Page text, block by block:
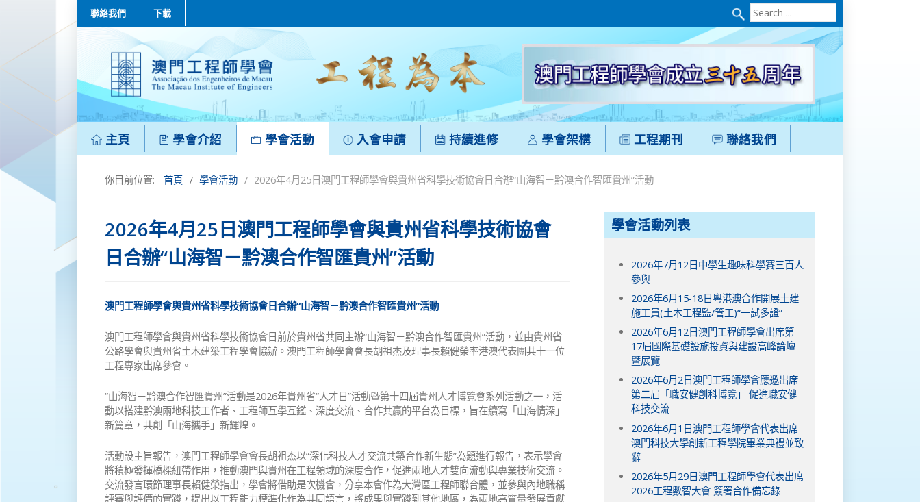
聯絡我們 下載
Search
...
主頁 學會介紹 學會活動 入會申請 持續進修 學會架構 工程期刊 聯絡我們
你目前位置: 首頁 學會活動 2026年4月25日澳門工程師學會與貴州省科學技術協會日合辦“山海智－黔澳合作智匯貴州”活動
2026年4月25日澳門工程師學會與貴州省科學技術協會
日合辦“山海智－黔澳合作智匯貴州”活動
澳門工程師學會與貴州省科學技術協會日合辦“山海智－黔澳合作智匯貴州”活動
澳門工程師學會與貴州省科學技術協會日前於貴州省共同主辦“山海智－黔澳合作智匯貴州”活動，並由貴州省
公路學會與貴州省土木建築工程學會協辦。澳門工程師學會會長胡祖杰及理事長賴健榮率港澳代表團共十一位
工程專家出席參會。
“山海智－黔澳合作智匯貴州”活動是2026年貴州省“人才日”活動暨第十四屆貴州人才博覽會系列活動之一，活
動以搭建黔澳兩地科技工作者、工程師互學互鑑、深度交流、合作共贏的平台為目標，旨在續寫「山海情深」
新篇章，共創「山海攜手」新輝煌。
活動設主旨報告，澳門工程師學會會長胡祖杰以“深化科技人才交流共築合作新生態”為題進行報告，表示學會
將積極發揮橋樑紐帶作用，推動澳門與貴州在工程領域的深度合作，促進兩地人才雙向流動與專業技術交流。
交流發言環節理事長賴健榮指出，學會將借助是次機會，分享本會作為大灣區工程師聯合體，並參與內地職稱
評審與評價的實踐，提出以工程能力標準化作為共同語言，將成果與實踐到其他地區，為兩地高質量發展貢獻
學會活動列表
2026年7月12日中學生趣味科學賽三百人
參與
2026年6月15-18日粵港澳合作開展土建
施工員(土木工程監/管工)“一試多證”
2026年6月12日澳門工程師學會出席第
17屆國際基礎設施投資與建設高峰論壇
暨展覽
2026年6月2日澳門工程師學會應邀出席
第二屆「職安健創科博覽」 促進職安健
科技交流
2026年6月1日澳門工程師學會代表出席
澳門科技大學創新工程學院畢業典禮並致
辭
2026年5月29日澳門工程師學會代表出席
2026工程數智大會 簽署合作備忘錄